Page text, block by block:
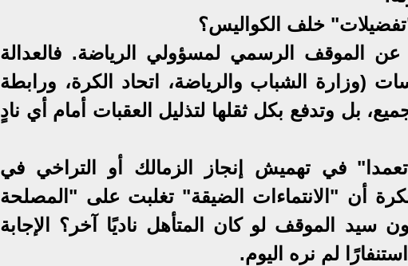
خلف الكواليس؟
الموقف الرسمي لمسؤولي الرياضة. فالعدالة
(وزارة الشباب والرياضة، اتحاد الكرة، ورابطة
بل وتدفع بكل ثقلها لتذليل العقبات أمام أي نادٍ
في تهميش إنجاز الزمالك أو التراخي في
أن "الانتماءات الضيقة" تغلبت على "المصلحة
الموقف لو كان المتأهل ناديًا آخر؟ الإجابة
لم نره اليوم.